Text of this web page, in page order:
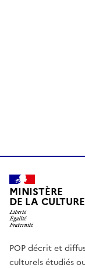
MINISTÈRE
DE LA CULTURE
POP décrit et
culturels étudiés